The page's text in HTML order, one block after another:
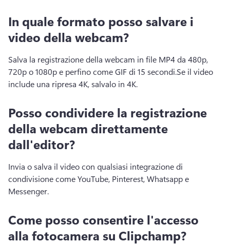
In quale formato posso salvare i
video della webcam?
Salva la registrazione della webcam in file MP4 da 480p,
720p o 1080p e perfino come GIF di 15 secondi.Se il video
include una ripresa 4K, salvalo in 4K.
Posso condividere la registrazione
della webcam direttamente
dall'editor?
Invia o salva il video con qualsiasi integrazione di
condivisione come YouTube, Pinterest, Whatsapp e
Messenger.
Come posso consentire l'accesso
alla fotocamera su Clipchamp?